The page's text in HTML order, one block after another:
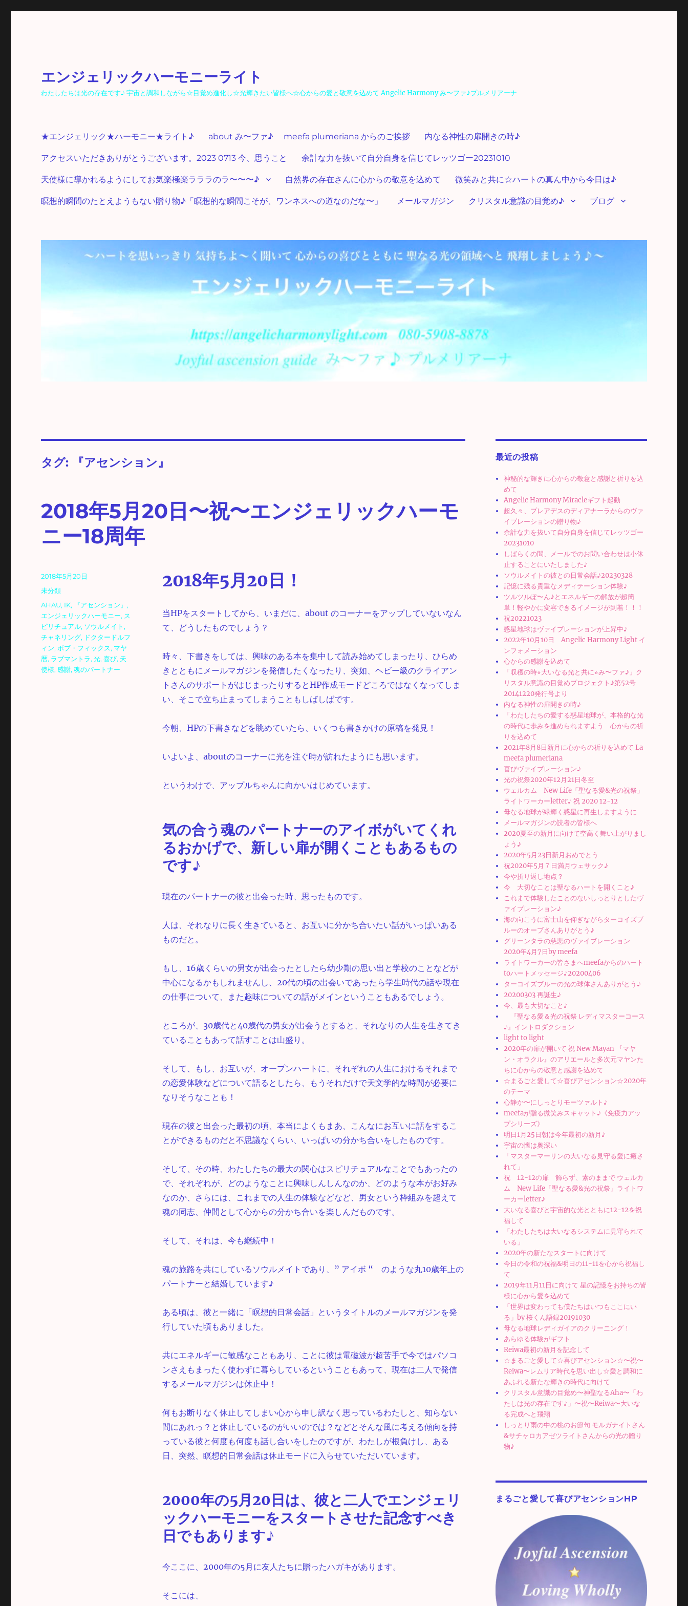
エンジェリックハーモニーライト
わたしたちは光の存在です♪ 宇宙と調和しながら☆目覚め進化し☆光輝きたい皆様へ☆心からの愛と敬意を込めて Angelic Harmony み〜ファ♪プルメリアーナ
★エンジェリック★ハーモニー★ライト♪ about み〜ファ♪ meefa plumeriana からのご挨拶 内なる神性の扉開きの時♪
アクセスいただきありがとうございます。2023 0713 今、思うこと 余計な力を抜いて自分自身を信じてレッツゴー20231010
天使様に導かれるようにしてお気楽極楽ラララのラ〜〜〜♪ 自然界の存在さんに心からの敬意を込めて 微笑みと共に☆ハートの真ん中から今日は♪
瞑想的瞬間のたとえようもない贈り物♪「瞑想的な瞬間こそが、ワンネスへの道なのだな〜」 メールマガジン クリスタル意識の目覚め♪ ブログ
タグ: 『アセンション』
2018年5月20日〜祝〜エンジェリックハーモ
ニー18周年
2018年5月20日！
当HPをスタートしてから、いまだに、about のコーナーをアップしていないなん
て、どうしたものでしょう？
時々、下書きをしては、興味のある本を集中して読み始めてしまったり、ひらめ
きとともにメールマガジンを発信したくなったり、突如、ヘビー級のクライアン
トさんのサポートがはじまったりするとHP作成モードどころではなくなってしま
い、そこで立ち止まってしまうこともしばしばです。
今朝、HPの下書きなどを眺めていたら、いくつも書きかけの原稿を発見！
いよいよ、aboutのコーナーに光を注ぐ時が訪れたようにも思います。
というわけで、アップルちゃんに向かいはじめています。
気の合う魂のパートナーのアイボがいてくれ
るおかげで、新しい扉が開くこともあるもの
です♪
現在のパートナーの彼と出会った時、思ったものです。
人は、それなりに長く生きていると、お互いに分かち合いたい話がいっぱいある
ものだと。
もし、16歳くらいの男女が出会ったとしたら幼少期の思い出と学校のことなどが
中心になるかもしれませんし、20代の頃の出会いであったら学生時代の話や現在
の仕事について、また趣味についての話がメインということもあるでしょう。
ところが、30歳代と40歳代の男女が出会うとすると、それなりの人生を生きてき
ていることもあって話すことは山盛り。
そして、もし、お互いが、オープンハートに、それぞれの人生におけるそれまで
の恋愛体験などについて語るとしたら、もうそれだけで天文学的な時間が必要に
なりそうなことも！
現在の彼と出会った最初の頃、本当によくもまあ、こんなにお互いに話をするこ
とができるものだと不思議なくらい、いっぱいの分かち合いをしたものです。
そして、その時、わたしたちの最大の関心はスピリチュアルなことでもあったの
で、それぞれが、どのようなことに興味しんしんなのか、どのような本がお好み
なのか、さらには、これまでの人生の体験などなど、男女という枠組みを超えて
魂の同志、仲間として心からの分かち合いを楽しんだものです。
そして、それは、今も継続中！
魂の旅路を共にしているソウルメイトであり、” アイボ “ のような丸10歳年上の
パートナーと結婚しています♪
ある頃は、彼と一緒に「瞑想的日常会話」というタイトルのメールマガジンを発
行していた頃もありました。
共にエネルギーに敏感なこともあり、ことに彼は電磁波が超苦手で今ではパソコ
ンさえもまったく使わずに暮らしているということもあって、現在は二人で発信
するメールマガジンは休止中！
何もお断りなく休止してしまい心から申し訳なく思っているわたしと、知らない
間にあれっ？と休止しているのがいいのでは？などとそんな風に考える傾向を持
っている彼と何度も何度も話し合いをしたのですが、わたしが根負けし、ある
日、突然、瞑想的日常会話は休止モードに入らせていただいています。
2000年の5月20日は、彼と二人でエンジェリ
ックハーモニーをスタートさせた記念すべき
日でもあります♪
今ここに、2000年の5月に友人たちに贈ったハガキがあります。
そこには、
投
稿
2018年5月20日
カ
リ
ー
未分類
タ
グ
AHAU, IK, 『アセンション』 ,
エンジェリックハーモニー, ス
ピリチュアル, ソウルメイト ,
チャネリング, ドクタードルフ
ィン, ボブ・フィックス, マヤ
暦, ラブマントラ,光,喜び, 天
使様,感謝,魂のパートナー
最近の投稿
神秘的な輝きに心からの敬意と感謝と祈りを込
めて
Angelic Harmony Miracleギフト起動
超久々、プレアデスのディアナーラからのヴァ
イブレーションの贈り物♪
余計な力を抜いて自分自身を信じてレッツゴー
20231010
しばらくの間、メールでのお問い合わせは小休
止することにいたしました♪
ソウルメイトの彼との日常会話♪20230328
記憶に残る貴重なメディテーション体験♪
ツルツルぽ〜ん♪とエネルギーの解放が超簡
単！軽やかに変容できるイメージが到着！！！
祝20221023
惑星地球はヴァイブレーションが上昇中♪
2022年10月10日 Angelic Harmony Light イ
ンフォメーション
心からの感謝を込めて
「収穫の時⭐︎大いなる光と共に⭐︎み〜ファ♪」ク
リスタル意識の目覚めプロジェクト♪第52号
20141220発行号より
内なる神性の扉開きの時♪
「わたしたちの愛する惑星地球が、本格的な光
の時代に歩みを進められますよう 心からの祈
りを込めて
2021年8月8日新月に心からの祈りを込めて La
meefa plumeriana
喜びヴァイブレーション♪
光の祝祭2020年12月21日冬至
ウェルカム New Life「聖なる愛&光の祝祭」
ライトワーカーletter♪ 祝 2020 12-12
母なる地球が緑輝く惑星に再生しますように
メールマガジンの読者の皆様へ
2020夏至の新月に向けて空高く舞い上がりまし
ょう♪
2020年5月23日新月おめでとう
祝2020年5月７日満月ウェサック♪
今や折り返し地点？
今 大切なことは聖なるハートを開くこと♪
これまで体験したことのないしっとりとしたヴ
ァイブレーション♪
海の向こうに富士山を仰ぎながらターコイズブ
ルーのオーブさんありがとう♪
グリーンタラの慈悲のヴァイブレーション
2020年4月7日by meefa
ライトワーカーの皆さまへmeefaからのハート
toハートメッセージ♪20200406
ターコイズブルーの光の球体さんありがとう♪
20200303 再誕生♪
今、最も大切なこと♪
『聖なる愛＆光の祝祭 レディマスターコース
♪』イントロダクション
light to light
2020年の扉が開いて 祝 New Mayan 『マヤ
ン・オラクル』のアリエールと多次元マヤンた
ちに心からの敬意と感謝を込めて
☆まるごと愛して☆喜びアセンション☆2020年
のテーマ
心静か〜にしっとりモーツァルト♪
meefaが贈る微笑みスキャット♪《免疫力アッ
プシリーズ》
明日1月25日朝は今年最初の新月♪
宇宙の懐は奥深い
「マスターマーリンの大いなる見守る愛に癒さ
れて」
祝 12-12の扉 飾らず、素のままで ウェルカ
ム New Life「聖なる愛&光の祝祭」ライトワ
ーカーletter♪
大いなる喜びと宇宙的な光とともに12-12を祝
福して
「わたしたちは大いなるシステムに見守られて
いる」
2020年の新たなスタートに向けて
今日の令和の祝福&明日の11-11を心から祝福し
て
2019年11月11日に向けて 星の記憶をお持ちの皆
様に心から愛を込めて
「世界は変わっても僕たちはいつもここにい
る」by 桜くん語録20191030
母なる地球レディガイアのクリーニング！
あらゆる体験がギフト
Reiwa最初の新月を記念して
☆まるごと愛して☆喜びアセンション☆〜祝〜
Reiwa〜レムリア時代を思い出し☆愛と調和に
あふれる新たな輝きの時代に向けて
クリスタル意識の目覚め〜神聖なるAha〜「わ
たしは光の存在です♪」〜祝〜Reiwa〜大いな
る完成へと飛翔
しっとり雨の中の桃のお節句 モルガナイトさん
&サチャロカアゼツライトさんからの光の贈り
物♪
まるごと愛して喜びアセンションHP